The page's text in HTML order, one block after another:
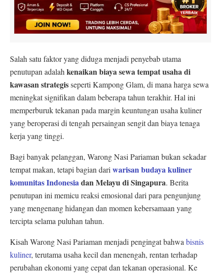
Salah satu faktor yang diduga menjadi penyebab utama
penutupan adalah kenaikan biaya sewa tempat usaha di
kawasan strategisseperti Kampong Glam, di mana harga sewa
meningkat signifikan dalam beberapa tahun terakhir. Hal ini
memperburuk tekanan pada margin keuntungan usaha kuliner
yang beroperasi di tengah persaingan sengit dan biaya tenaga
kerja yang tinggi.
Bagi banyak pelanggan, Warong Nasi Pariaman bukan sekadar
tempat makan, tetapi bagian dari warisan budaya kuliner
komunitas Indonesiadan Melayu di Singapura. Berita
penutupan ini memicu reaksi emosional dari para pengunjung
yang mengenang hidangan dan momen kebersamaan yang
tercipta selama puluhan tahun.
Kisah Warong Nasi Pariaman menjadi pengingat bahwa bisnis
kuliner, terutama usaha kecil dan menengah, rentan terhadap
perubahan ekonomi yang cepat dan tekanan operasional. Ke